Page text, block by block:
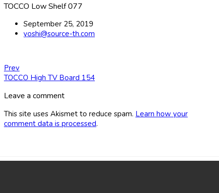
TOCCO Low Shelf 077
September 25, 2019
yoshi@source-th.com
Prev
TOCCO High TV Board 154
Leave a comment
This site uses Akismet to reduce spam. Learn how your
comment data is processed.